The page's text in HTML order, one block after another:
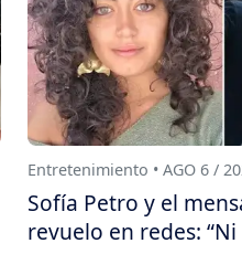
Entretenimiento • AGO 6 /
Sofía Petro y el
revuelo en redes: